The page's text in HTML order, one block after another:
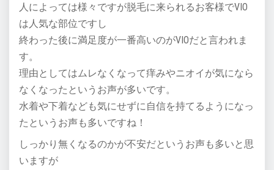
人によっては様々ですが脱毛に来られるお客様でVIO
は人気な部位ですし
終わった後に満足度が一番高いのがVIOだと言われま
す。
理由としてはムレなくなって痒みやニオイが気になら
なくなったというお声が多いです。
水着や下着なども気にせずに自信を持てるようになっ
たというお声も多いですね！
しっかり無くなるのかが不安だというお声も多いと思
いますが